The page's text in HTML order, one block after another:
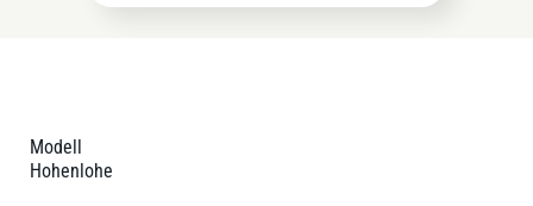
Modell
Hohenlohe